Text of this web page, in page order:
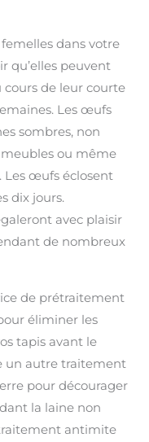
dans votre
qu’elles peuvent
cours de leur courte
Les œufs
sombres, non
ou même
Les œufs éclosent
dix jours.
avec plaisir
de nombreux
de prétraitement
éliminer les
tapis avant le
un autre traitement
pour décourager
la laine non
antimite